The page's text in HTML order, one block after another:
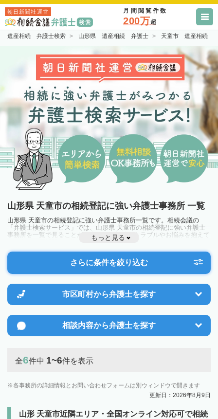
朝日新聞社運営 月間閲覧件数
200万超
遺産相続 弁護士検索 山形県 遺産相続 弁護士 天童市 遺産相続
山形県 天童市の相続登記に強い弁護士事務所 一覧
山形県 天童市の相続登記に強い弁護士事務所一覧です。相続会議の
「弁護士検索サービス」では、山形県 天童市の相続登記に強い弁護士
事務所を一覧で見ることが出来ます。相続のトラブルやお悩みを抱えて
いる方は一度近隣の弁護士に相談してみましょう。
もっと見る
さらに条件を絞り込む
市区町村から弁護士を探す
相談内容から弁護士を探す
全6件中 1~6件を表示
各事務所の詳細情報とお問い合わせフォームは別ウィンドウで開きます
更新日：2026年8月9日
山形 天童市近隣エリア・全国オンライン対応可で相続